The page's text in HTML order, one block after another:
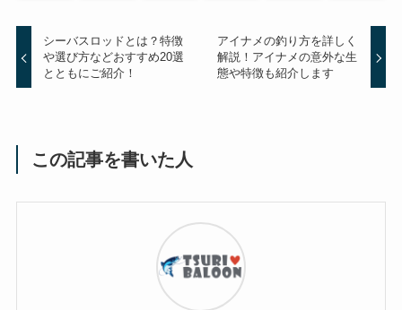
シーバスロッドとは？特徴
や選び方などおすすめ20選
とともにご紹介！
アイナメの釣り方を詳しく
解説！アイナメの意外な生
態や特徴も紹介します
この記事を書いた人